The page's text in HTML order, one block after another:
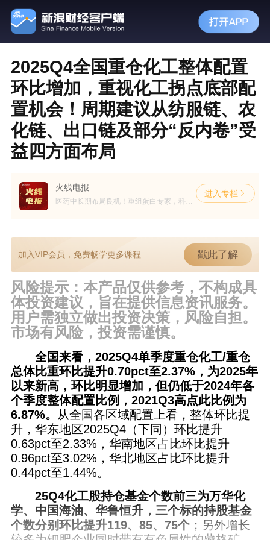
2025Q4全国重仓化工整体配置
环比增加，重视化工拐点底部配
置机会！周期建议从纺服链、农
化链、出口链及部分“反内卷”受
益四方面布局
火线电报
进入专栏
加入VIP会员，免费畅学更多课程 戳此了解
风险提示：本产品仅供参考，不构成具
体投资建议，旨在提供信息资讯服务。
用户需独立做出投资决策，风险自担。
市场有风险，投资需谨慎。
全国来看，2025Q4单季度重仓化工/重仓
总体比重环比提升0.70pct至2.37%，为2025年
以来新高，环比明显增加，但仍低于2024年各
个季度整体配置比例，2021Q3高点此比例为
6.87%。 从全国各区域配置上看，整体环比提
升，华东地区2025Q4（下同）环比提升
0.63pct至2.33%，华南地区占比环比提升
0.96pct至3.02%，华北地区占比环比提升
0.44pct至1.44%。
25Q4化工股持仓基金个数前三为万华化
学、中国海油、华鲁恒升，三个标的持股基金
个数分别环比提升119、85、75个；另外增长